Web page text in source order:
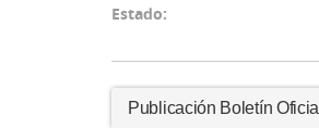
Estado:
Publicación Boletín Oficial